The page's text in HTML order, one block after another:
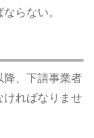
らない。
降、下請事業者
ければなりませ